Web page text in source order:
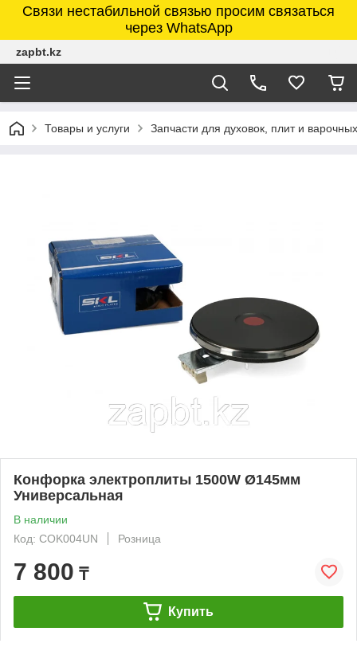
Связи нестабильной связью просим связаться
через WhatsApp
zapbt.kz
Товары и услуги Запчасти для духовок, плит и
Конфорка электроплиты 1500W Ø145мм
Универсальная
В наличии
Код: COK004UN
Розница
7 800 ₸
Купить